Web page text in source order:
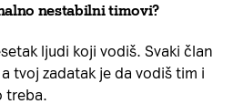
nestabilni timovi?
ljudi koji vodiš. Svaki član
tvoj zadatak je da vodiš tim i
treba.